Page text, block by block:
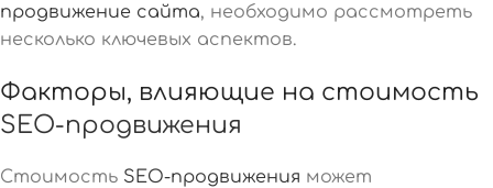
продвижение сайта, необходимо рассмотреть
несколько ключевых аспектов.
Факторы, влияющие на стоимость
SEO-продвижения
Стоимость SEO-продвижения может